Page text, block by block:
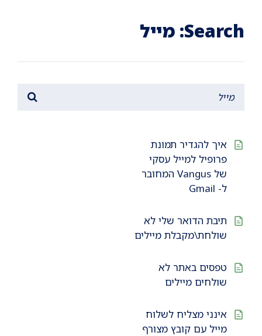
content
navigationSearch: מייל
איך להגדיר תמונת
פרופיל למייל עסקי
של Vangus המחובר
ל- Gmail
תיבת הדואר שלי לא
שולחת\מקבלת מיילים
טפסים באתר לא
שולחים מיילים
אינני מצליח לשלוח
מייל עם קובץ מצורף